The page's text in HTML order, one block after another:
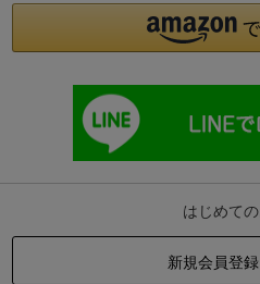
はじめて